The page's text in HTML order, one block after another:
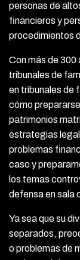
personas de
financieros y
procedimientos
Con más de 300
tribunales de
en tribunales de
cómo
patrimonios
estrategias
problemas
caso y
los temas
defensa en sala
Ya sea que su
separados,
o problemas de